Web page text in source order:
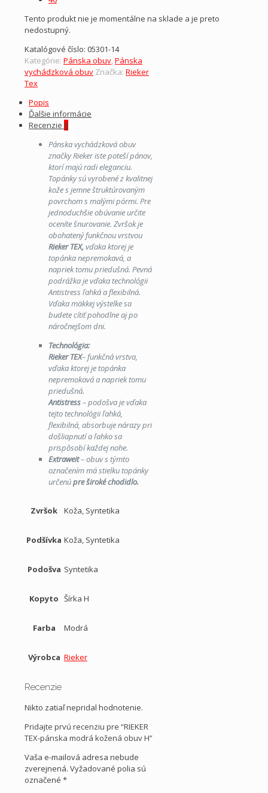
Tento produkt nie je momentálne na sklade a je preto
nedostupný.
Katalógové číslo: 05301-14
Kategórie: Pánska obuv,Pánska
vychádzková obuv Značka: Rieker
Tex
Popis
Ďalšie informácie
Recenzie 0
Pánska vychádzková obuv
značky Rieker iste poteší pánov,
ktorí majú radi eleganciu.
Topánky sú vyrobené z kvalitnej
kože s jemne štruktúrovaným
povrchom s malými pórmi. Pre
jednoduchšie obúvanie určite
oceníte šnurovanie. Zvršok je
obohatený funkčnou vrstvou
Rieker TEX,vďaka ktorej je
topánka nepremokavá, a
napriek tomu priedušná. Pevná
podrážka je vďaka technológii
Antistress ľahká a flexibilná.
Vďaka mäkkej výstelke sa
budete cítiť pohodlne aj po
náročnejšom dni.
Technológia:
Rieker TEX– funkčná vrstva,
vďaka ktorej je topánka
nepremokavá a napriek tomu
priedušná.
Antistress– podošva je vďaka
tejto technológii ľahká,
flexibilná, absorbuje nárazy pri
došliapnutí a ľahko sa
prispôsobí každej nohe.
Extraweit– obuv s týmto
označením má stielku topánky
určenúpre široké chodidlo.
Zvršok Koža, Syntetika
Podšívka Koža, Syntetika
Podošva Syntetika
Kopyto Šírka H
Farba Modrá
Výrobca Rieker
Recenzie
Nikto zatiaľ nepridal hodnotenie.
Pridajte prvú recenziu pre “RIEKER
TEX-pánska modrá kožená obuv H”
Vaša e-mailová adresa nebude
zverejnená. Vyžadované polia sú
označené *